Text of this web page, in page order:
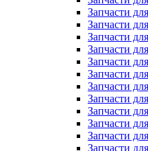
Запчасти
Запчасти
Запчасти
Запчасти
Запчасти
Запчасти
Запчасти
Запчасти
Запчасти
Запчасти
Запчасти
Запчасти